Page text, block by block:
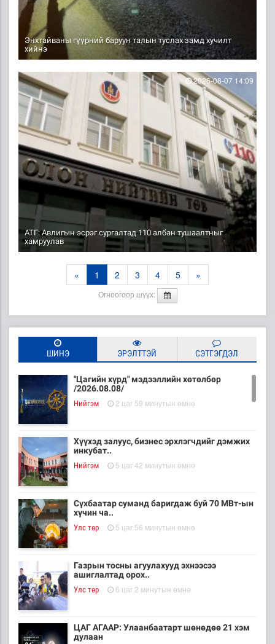
Энхтайваны гүүрний баруун талын туслах замд хучилт
хийнэ
АТГ: Авлигын эсрэг сургалтад 110 албан тушаалтныг
хамруулав
2026-08-07 14:09
« 1 2 3 4 5 »
Огноогоор шүүх:
ШИНЭ ЭРЭЛТТЭЙ СЭТГЭГДЭЛ
"Цагийн хүрд" мэдээллийн хөтөлбөр
/2026.08.08/
Нийгэм 2 цаг 59 минутын өмнө
Хүүхэд залуус, бизнес эрхлэгчдийг дэмжих
инкубат..
Нийгэм 5 цаг 42 минутын өмнө
Сүхбаатар суманд баригдаж буй 70 МВт-ын
хүчин ча..
Улс төр 5 цаг 56 минутын өмнө
Газрын тосны агуулахууд эхнээсээ
ашиглалтад орох..
Улс төр 6 цаг 2 минутын өмнө
ЦАГ АГААР: Улаанбаатарт шөнөдөө 21 хэм
дулаан